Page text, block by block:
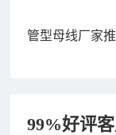
管型母线厂家
99%好评